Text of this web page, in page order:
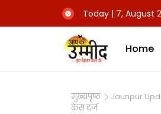
Today | 7, August
Home
मुख्यपृष्ठ Jaunpur
केस दर्ज